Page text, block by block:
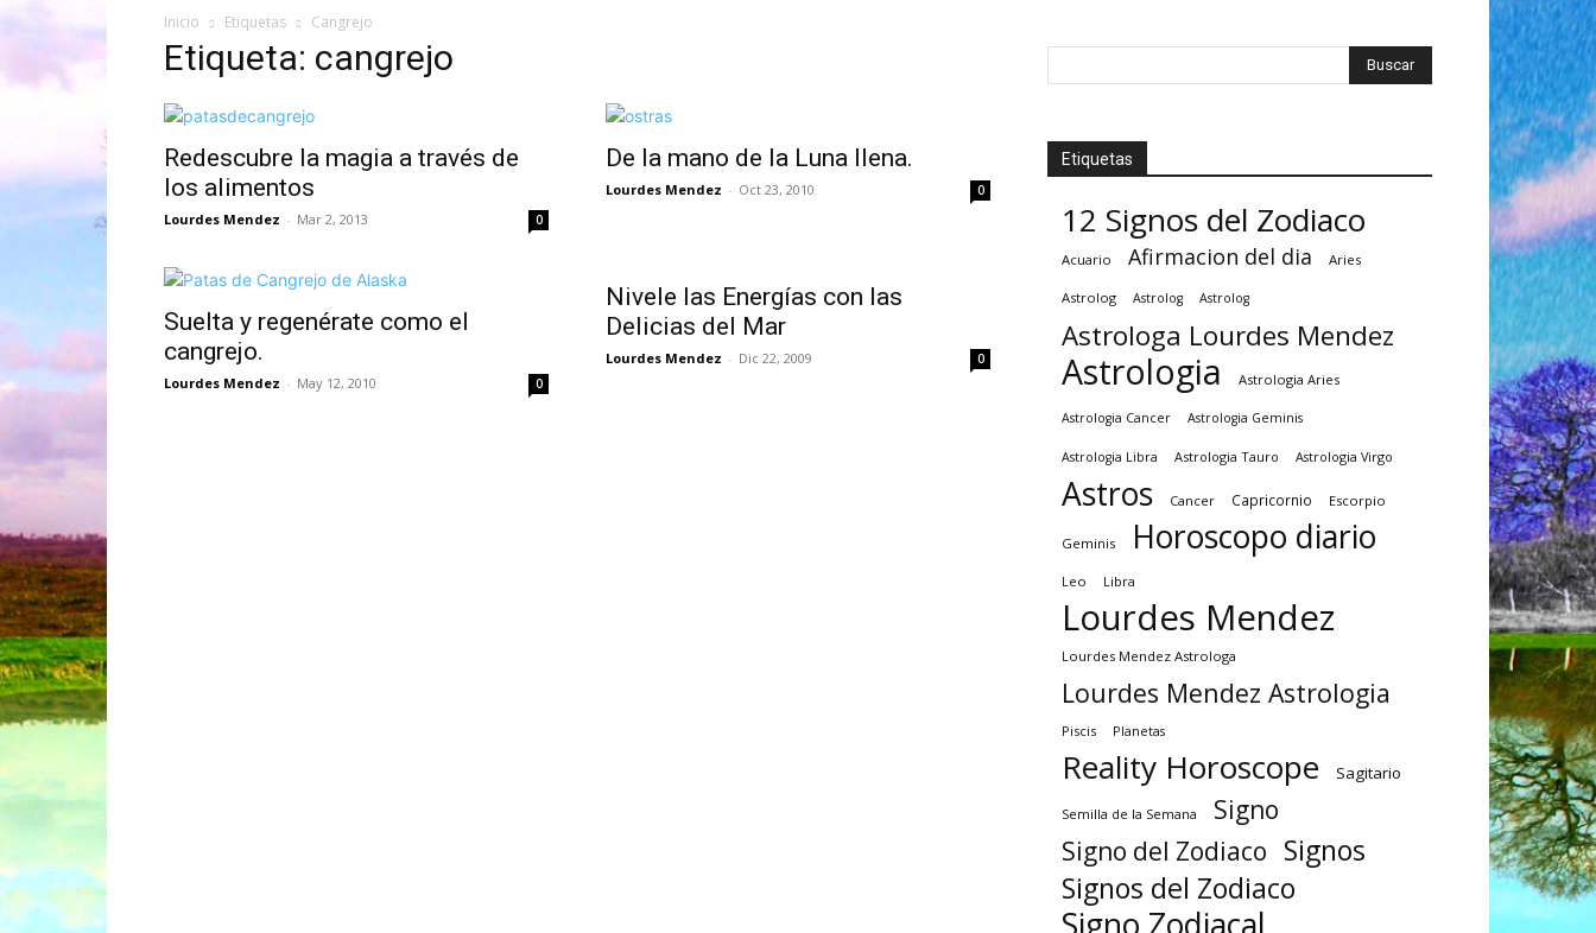
Inicio Etiquetas Cangrejo
Etiqueta: cangrejo
Redescubre la magia a través de
los alimentos
Lourdes Mendez - Mar 2, 2013 0
De la mano de la Luna llena.
Lourdes Mendez - Oct 23, 2010 0
Suelta y regenérate como el
cangrejo.
Lourdes Mendez - May 12, 2010 0
Nivele las Energías con las
Delicias del Mar
Lourdes Mendez - Dic 22, 2009 0
Etiquetas
12 Signos del Zodiaco
Acuario Afirmacion del dia Aries
Astrolog Astrolog Astrolog
Astrologa Lourdes Mendez
Astrologia Astrologia Aries
Astrologia Cancer Astrologia Geminis
Astrologia Libra Astrologia Tauro Astrologia Virgo
Astros Cancer Capricornio Escorpio
Geminis Horoscopo diario
Leo Libra
Lourdes Mendez
Lourdes Mendez Astrologa
Lourdes Mendez Astrologia
Piscis Planetas
Reality Horoscope Sagitario
Semilla de la Semana
Signo
Signo del Zodiaco Signos
Signos del Zodiaco